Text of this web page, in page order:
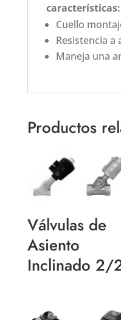
características:
Cuello
Resistencia a
Maneja una
Productos
Válvulas de
Asiento
Inclinado 2/